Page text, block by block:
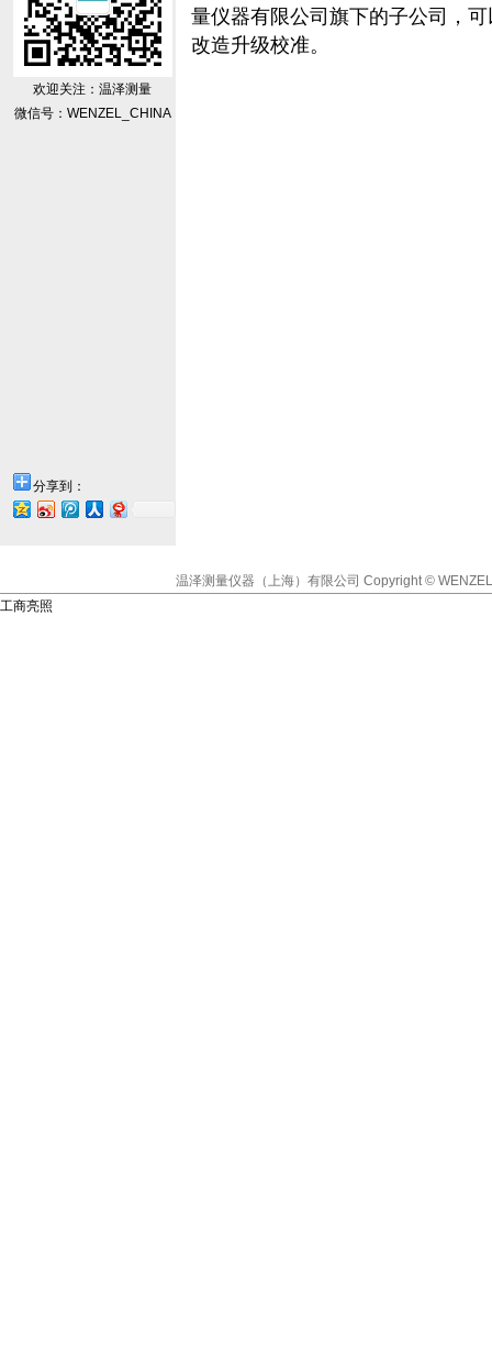
欢迎关注：温泽测量
微信号：WENZEL_CHINA
分享到：
量仪器有限公司旗下的子公司，
改造升级校准。
温泽测量仪器（上海）有限公司 Copyright ©
工商亮照